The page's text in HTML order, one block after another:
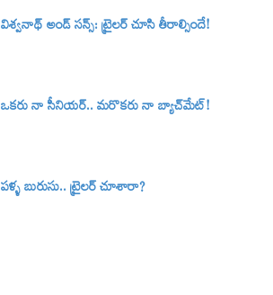
విశ్వనాథ్ అండ్ సన్స్: ట్రైలర్‌ చూసి తీరాల్సిందే!
ఒకరు నా సీనియర్.. మరొకరు నా బ్యాచ్‌మేట్!
పళ్ళ బురుసు.. ట్రైలర్‌ చూశారా?